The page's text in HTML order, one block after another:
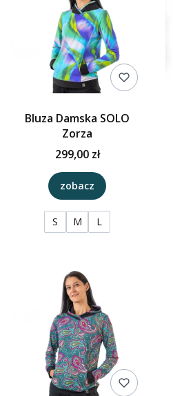
Bluza Damska SOLO
Zorza
299,00 zł
zobacz
S M L